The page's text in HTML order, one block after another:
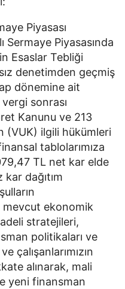
Piyasası
Sermaye Piyasasında
Esaslar Tebliği
denetimden geçmiş
dönemine ait
sonrası
Kanunu ve 213
(VUK) ilgili hükümleri
tablolarımıza
TL net kar elde
dağıtım
mevcut ekonomik
stratejileri,
politikaları ve
çalışanlarımızın
alınarak, mali
yeni finansman